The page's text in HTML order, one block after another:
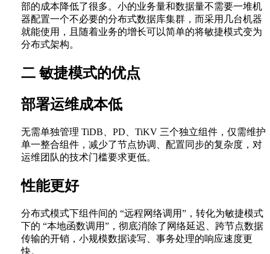
部的成本降低了很多。小的业务量和数据量不需要一堆机
器配置一个不必要的分布式数据库集群，而采用几台机器
就能使用，且随着业务的增长可以简单的将敏捷模式变为
分布式架构。
二 敏捷模式的优点
部署运维成本低
无需单独管理 TiDB、PD、TiKV 三个独立组件，仅需维护
单一整合组件，减少了节点协调、配置同步的复杂度，对
运维团队的技术门槛要求更低。
性能更好
分布式模式下组件间的 “远程网络调用”，转化为敏捷模式
下的 “本地函数调用”，彻底消除了网络延迟、跨节点数据
传输的开销，小规模数据读写、事务处理的响应速度更
快。